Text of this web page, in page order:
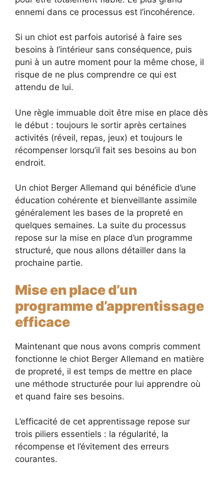
ennemi dans ce processus est l’incohérence.
Si un chiot est parfois autorisé à faire ses
besoins à l’intérieur sans conséquence, puis
puni à un autre moment pour la même chose, il
risque de ne plus comprendre ce qui est
attendu de lui.
Une règle immuable doit être mise en place dès
le début : toujours le sortir après certaines
activités (réveil, repas, jeux) et toujours le
récompenser lorsqu’il fait ses besoins au bon
endroit.
Un chiot Berger Allemand qui bénéficie d’une
éducation cohérente et bienveillante assimile
généralement les bases de la propreté en
quelques semaines. La suite du processus
repose sur la mise en place d’un programme
structuré, que nous allons détailler dans la
prochaine partie.
Mise en place d’un
programme d’apprentissage
efficace
Maintenant que nous avons compris comment
fonctionne le chiot Berger Allemand en matière
de propreté, il est temps de mettre en place
une méthode structurée pour lui apprendre où
et quand faire ses besoins.
L’efficacité de cet apprentissage repose sur
trois piliers essentiels : la régularité, la
récompense et l’évitement des erreurs
courantes.